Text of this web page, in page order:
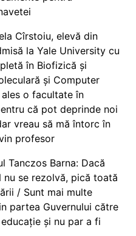
Cîrstoiu, elevă din
la Yale University cu
în Biofizică și
și Computer
ales o facultate în
că pot deprinde noi
vreau să mă întorc în
profesor
Tanczos Barna: Dacă
nu se rezolvă, pică toată
/ Sunt mai multe
partea Guvernului către
și nu par a fi